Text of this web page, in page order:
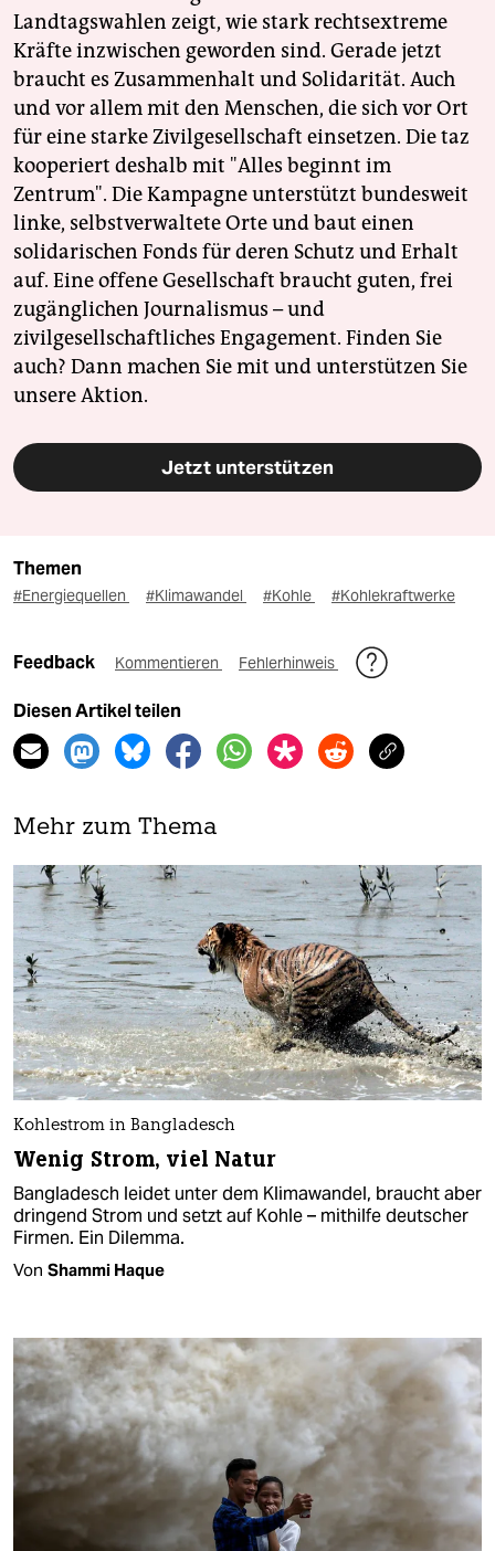
Landtagswahlen zeigt, wie stark rechtsextreme
Kräfte inzwischen geworden sind. Gerade jetzt
braucht es Zusammenhalt und Solidarität. Auch
und vor allem mit den Menschen, die sich vor Ort
für eine starke Zivilgesellschaft einsetzen. Die taz
kooperiert deshalb mit "Alles beginnt im
Zentrum". Die Kampagne unterstützt bundesweit
linke, selbstverwaltete Orte und baut einen
solidarischen Fonds für deren Schutz und Erhalt
auf. Eine offene Gesellschaft braucht guten, frei
zugänglichen Journalismus – und
zivilgesellschaftliches Engagement. Finden Sie
auch? Dann machen Sie mit und unterstützen Sie
unsere Aktion.
Jetzt unterstützen
Themen
#Energiequellen #Klimawandel #Kohle #Kohlekraftwerke
Feedback Kommentieren Fehlerhinweis
Diesen Artikel teilen
Mehr zum Thema
Kohlestrom in Bangladesch
Wenig Strom, viel Natur
Bangladesch leidet unter dem Klimawandel, braucht aber
dringend Strom und setzt auf Kohle – mithilfe deutscher
Firmen. Ein Dilemma.
Von Shammi Haque